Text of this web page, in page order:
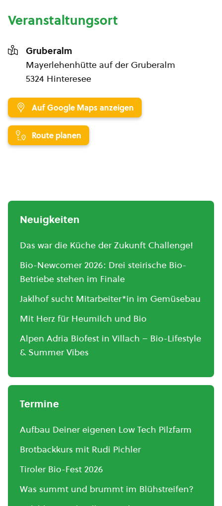
Veranstaltungsort
Gruberalm
Mayerlehenhütte auf der Gruberalm
5324 Hinteresee
Auf Google Maps anzeigen
Route planen
Neuigkeiten
Das war die Küche der Zukunft Challenge!
Bio-Newcomer 2026: Drei steirische Bio-
Betriebe stehen im Finale
Jaklhof sucht Mitarbeiter*in im Gemüsebau
Mit Herz für Heumilch und Bio
Alpen Adria Biofest in Villach – Bio-Lifestyle
& Summer Vibes
Termine
Aufbau Deiner eigenen Low Tech Pilzfarm
Brotbackkurs mit Rudi Pichler
Tiroler Bio-Fest 2026
Was summt und brummt im Blühstreifen?